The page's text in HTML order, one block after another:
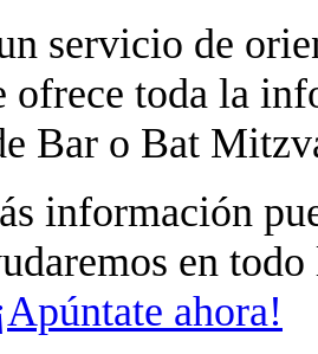
servicio de
ofrece toda la
Bar o Bat
información
en
ahora!